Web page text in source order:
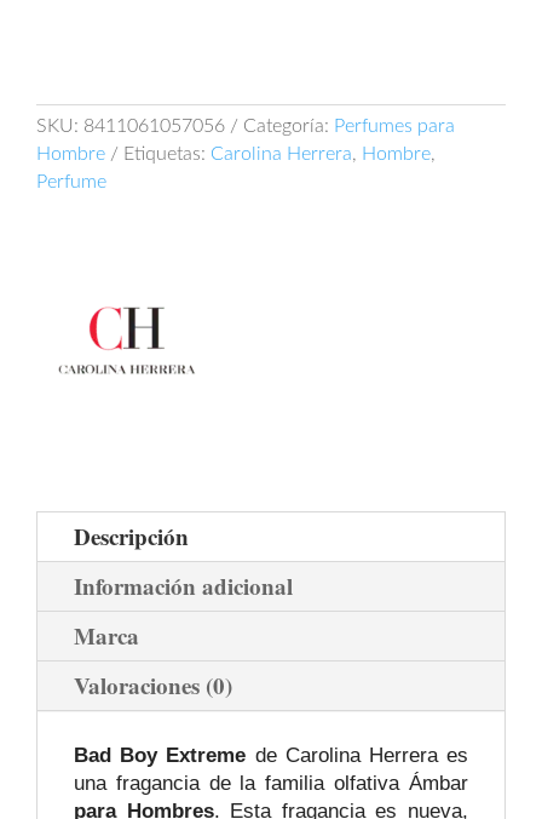
100ml
EDP
cantidad
SKU: 8411061057056 Categoría: Perfumes para
Hombre
Etiquetas: Carolina Herrera, Hombre,
Perfume
Descripción
Información adicional
Marca
Valoraciones (0)
Bad Boy Extreme de Carolina Herrera es
una fragancia de la familia olfativa Ámbar
para Hombres. Esta fragancia es nueva,